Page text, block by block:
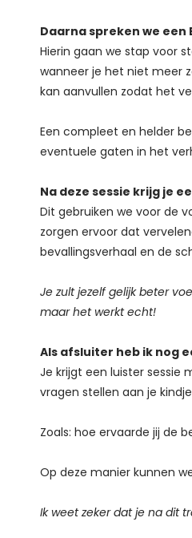
Daarna spreken we een
Hierin gaan we stap voor
wanneer je het niet meer
kan aanvullen zodat het
Een compleet en helder
eventuele gaten in het
Na deze sessie krijg je
Dit gebruiken we voor de
zorgen ervoor dat
bevallingsverhaal en de
Je zult jezelf gelijk beter
maar het werkt echt!
Als afsluiter heb ik nog
Je krijgt een luister sessie
vragen stellen aan je
Zoals: hoe ervaarde jij de
Op deze manier kunnen
Ik weet zeker dat je na dit